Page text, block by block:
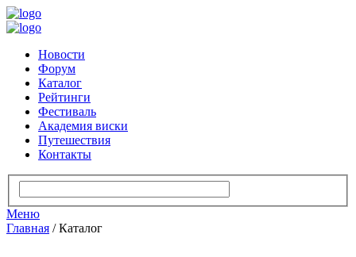
Новости
Форум
Каталог
Рейтинги
Фестиваль
Академия виски
Путешествия
Контакты
Меню
Главная /Каталог